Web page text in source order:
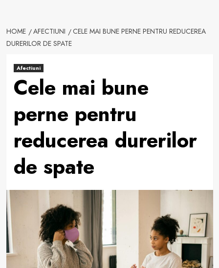
HOME AFECTIUNI
CELE MAI BUNE PERNE PENTRU REDUCEREA
DURERILOR DE SPATE
Afectiuni
Cele mai bune
perne pentru
reducerea durerilor
de spate